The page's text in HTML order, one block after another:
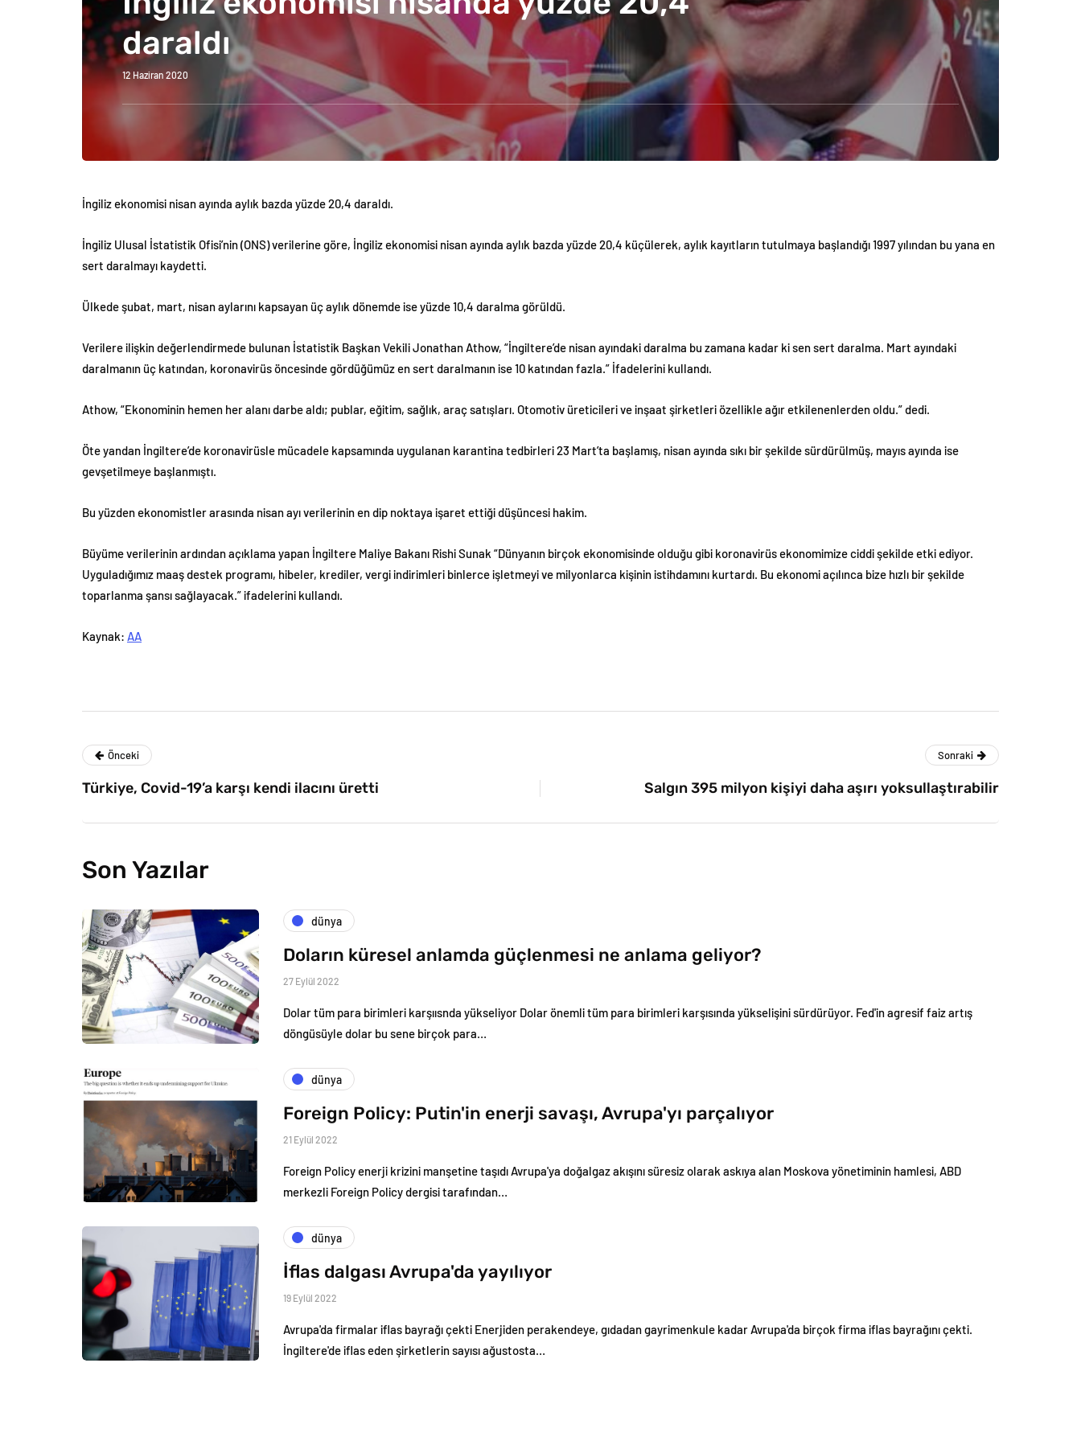
daraldı
12 Haziran 2020
İngiliz ekonomisi nisan ayında aylık bazda yüzde 20,4 daraldı.
İngiliz Ulusal İstatistik Ofisi’nin (ONS) verilerine göre, İngiliz ekonomisi nisan ayında aylık bazda yüzde 20,4 küçülerek, aylık kayıtların tutulmaya başlandığı 1997 yılından bu yana en
sert daralmayı kaydetti.
Ülkede şubat, mart, nisan aylarını kapsayan üç aylık dönemde ise yüzde 10,4 daralma görüldü.
Verilere ilişkin değerlendirmede bulunan İstatistik Başkan Vekili Jonathan Athow, “İngiltere’de nisan ayındaki daralma bu zamana kadar ki sen sert daralma. Mart ayındaki
daralmanın üç katından, koronavirüs öncesinde gördüğümüz en sert daralmanın ise 10 katından fazla.” İfadelerini kullandı.
Athow, “Ekonominin hemen her alanı darbe aldı; publar, eğitim, sağlık, araç satışları. Otomotiv üreticileri ve inşaat şirketleri özellikle ağır etkilenenlerden oldu.” dedi.
Öte yandan İngiltere’de koronavirüsle mücadele kapsamında uygulanan karantina tedbirleri 23 Mart’ta başlamış, nisan ayında sıkı bir şekilde sürdürülmüş, mayıs ayında ise
gevşetilmeye başlanmıştı.
Bu yüzden ekonomistler arasında nisan ayı verilerinin en dip noktaya işaret ettiği düşüncesi hakim.
Büyüme verilerinin ardından açıklama yapan İngiltere Maliye Bakanı Rishi Sunak “Dünyanın birçok ekonomisinde olduğu gibi koronavirüs ekonomimize ciddi şekilde etki ediyor.
Uyguladığımız maaş destek programı, hibeler, krediler, vergi indirimleri binlerce işletmeyi ve milyonlarca kişinin istihdamını kurtardı. Bu ekonomi açılınca bize hızlı bir şekilde
toparlanma şansı sağlayacak.” ifadelerini kullandı.
Kaynak: AA
Önceki
Türkiye, Covid-19’a karşı kendi ilacını üretti
Sonraki
Salgın 395 milyon kişiyi daha aşırı yoksullaştırabilir
Son Yazılar
dünya
Doların küresel anlamda güçlenmesi ne anlama geliyor?
27 Eylül 2022
Dolar tüm para birimleri karşıısnda yükseliyor Dolar önemli tüm para birimleri karşısında yükselişini sürdürüyor. Fed'in agresif faiz artış
döngüsüyle dolar bu sene birçok para…
dünya
Foreign Policy: Putin'in enerji savaşı, Avrupa'yı parçalıyor
21 Eylül 2022
Foreign Policy enerji krizini manşetine taşıdı Avrupa'ya doğalgaz akışını süresiz olarak askıya alan Moskova yönetiminin hamlesi, ABD
merkezli Foreign Policy dergisi tarafından…
dünya
İflas dalgası Avrupa'da yayılıyor
19 Eylül 2022
Avrupa'da firmalar iflas bayrağı çekti Enerjiden perakendeye, gıdadan gayrimenkule kadar Avrupa'da birçok firma iflas bayrağını çekti.
İngiltere'de iflas eden şirketlerin sayısı ağustosta…